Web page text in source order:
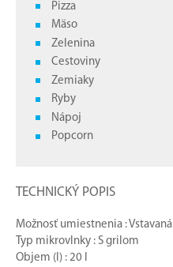
Pizza
Mäso
Zelenina
Cestoviny
Zemiaky
Ryby
Nápoj
Popcorn
TECHNICKÝ POPIS
Možnosť umiestnenia : Vstavaná
Typ mikrovlnky : S grilom
Objem (l) : 20 l